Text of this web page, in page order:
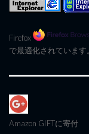
Firefox
で最適化されています。
Amazon GIFTに寄付